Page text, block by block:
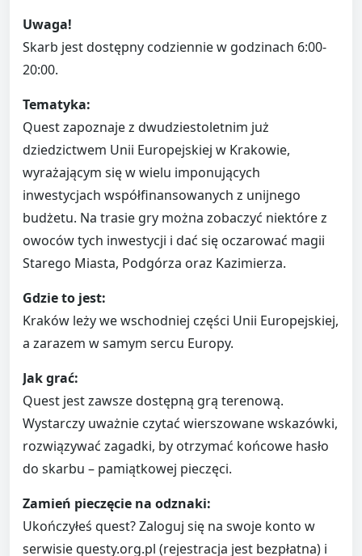
Uwaga!
Skarb jest dostępny codziennie w godzinach 6:00-
20:00.
Tematyka:
Quest zapoznaje z dwudziestoletnim już
dziedzictwem Unii Europejskiej w Krakowie,
wyrażającym się w wielu imponujących
inwestycjach współfinansowanych z unijnego
budżetu. Na trasie gry można zobaczyć niektóre z
owoców tych inwestycji i dać się oczarować magii
Starego Miasta, Podgórza oraz Kazimierza.
Gdzie to jest:
Kraków leży we wschodniej części Unii Europejskiej,
a zarazem w samym sercu Europy.
Jak grać:
Quest jest zawsze dostępną grą terenową.
Wystarczy uważnie czytać wierszowane wskazówki,
rozwiązywać zagadki, by otrzymać końcowe hasło
do skarbu – pamiątkowej pieczęci.
Zamień pieczęcie na odznaki:
Ukończyłeś quest? Zaloguj się na swoje konto w
serwisie questy.org.pl (rejestracja jest bezpłatna) i